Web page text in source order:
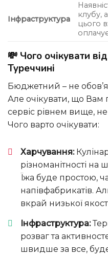
Інфраструктура
клубу,
цього
💸 Чого очікувати
Туреччині
Бюджетний – не обов’язково означає поганий.
Але очікувати, що Вам
сервіс рівнем вище,
Чого варто очікувати:
Харчування:
різноманітності на
Їжа буде простою,
напівфабрикатів.
вкрай низької
Інфраструктура:
розваг та
швидше за все,